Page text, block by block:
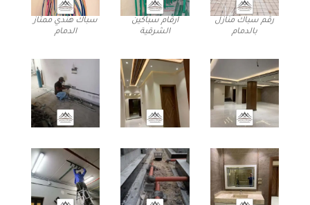
رقم سباك منازل
بالدمام
ارقام سباكين
الشرقية
سباك هندي ممتاز
الدمام